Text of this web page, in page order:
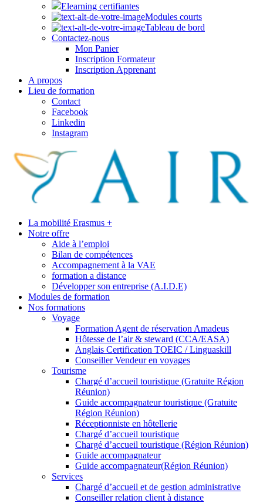
Elearning certifiantes
Modules courts
Tableau de bord
Contactez-nous
Mon Panier
Inscription Formateur
Inscription Apprenant
A propos
Lieu de formation
Contact
Facebook
Linkedin
Instagram
La mobilité Erasmus +
Notre offre
Aide à l’emploi
Bilan de compétences
Accompagnement à la VAE
formation a distance
Développer son entreprise (A.I.D.E)
Modules de formation
Nos formations
Voyage
Formation Agent de réservation Amadeus
Hôtesse de l’air & steward (CCA/EASA)
Anglais Certification TOEIC / Linguaskill
Conseiller Vendeur en voyages
Tourisme
Chargé d’accueil touristique (Gratuite Région
Réunion)
Guide accompagnateur touristique (Gratuite
Région Réunion)
Réceptionniste en hôtellerie
Chargé d’accueil touristique
Chargé d’accueil touristique (Région Réunion)
Guide accompagnateur
Guide accompagnateur(Région Réunion)
Services
Chargé d’accueil et de gestion administrative
Conseiller relation client à distance